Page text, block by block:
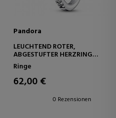
Pandora
LEUCHTEND ROTER,
ABGESTUFTER HERZRING
198421C02
Ringe
62,00 €
0 Rezensionen